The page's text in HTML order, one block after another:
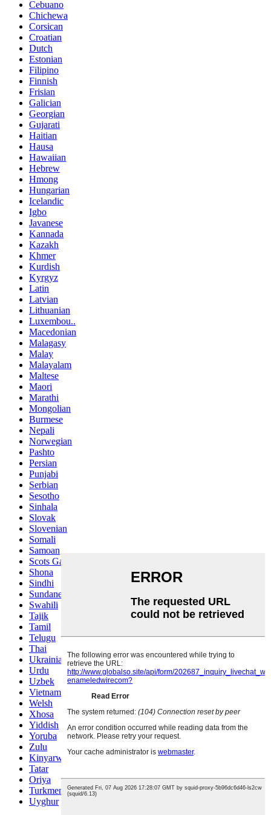
Cebuano
Chichewa
Corsican
Croatian
Dutch
Estonian
Filipino
Finnish
Frisian
Galician
Georgian
Gujarati
Haitian
Hausa
Hawaiian
Hebrew
Hmong
Hungarian
Icelandic
Igbo
Javanese
Kannada
Kazakh
Khmer
Kurdish
Kyrgyz
Latin
Latvian
Lithuanian
Luxembou..
Macedonian
Malagasy
Malay
Malayalam
Maltese
Maori
Marathi
Mongolian
Burmese
Nepali
Norwegian
Pashto
Persian
Punjabi
Serbian
Sesotho
Sinhala
Slovak
Slovenian
Somali
Samoan
Scots Gaelic
Shona
Sindhi
Sundanese
Swahili
Tajik
Tamil
Telugu
Thai
Ukrainian
Urdu
Uzbek
Vietnamese
Welsh
Xhosa
Yiddish
Yoruba
Zulu
Kinyarwanda
Tatar
Oriya
Turkmen
Uyghur